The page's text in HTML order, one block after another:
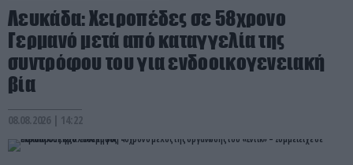
Λευκάδα: Χειροπέδες σε 58χρονο
Γερμανό μετά από καταγγελία της
συντρόφου του για ενδοοικογενειακή
βία
08.08.2026 | 14:22